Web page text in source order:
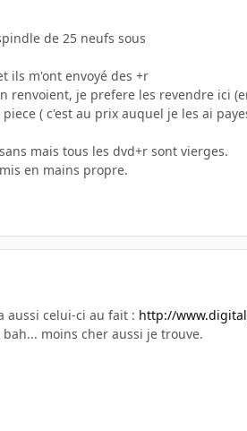
de 25 neufs sous
ils m'ont envoyé des +r
renvoient, je prefere les revendre ici
( c'est au prix auquel je les ai
mais tous les dvd+r sont vierges.
en mains propre.
aussi celui-ci au fait : http://
moins cher aussi je trouve.